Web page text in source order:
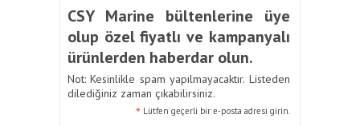
CSY Marine bültenlerine üye
olup özel fiyatlı ve kampanyalı
ürünlerden haberdar olun.
Not: Kesinlikle spam yapılmayacaktır. Listeden
dilediğiniz zaman çıkabilirsiniz.
* Lütfen geçerli bir e-posta adresi girin.